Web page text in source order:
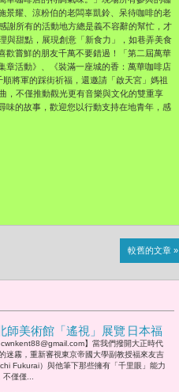
景耀、 涼粉伯的老闆辜凱鈴、 呆待咖啡的老
謝所有的活動地方總是義不容辭的幫忙， 才
與甜點， 展現創意「新食力」，如巷弄美食
歡嘗鮮的朋友千萬不要錯過！「第二屆萬華
章活動》、《裝滿一座城的香： 萬華咖啡店
將軍的踩街祈福， 還邀請「啟天宮」媽祖
， 不僅推動觀光更有音樂與文化的雙重享
味的故事，歡迎您以行動支持在地青年， 感
較舊的文章 »
北師美術館「遙視」展覽 日本福
念寫」實驗 尋求虛實間的實際
相 」-- 「看見，從來都是一種選
擇如何看，才是自由的開
cwnkent88@gmail.com】當我們撥開大正時代
迷霧，重新審視東京帝國大學副教授福來友吉
Fukurai）與他筆下那些擁有「千里眼」能力
不僅僅...